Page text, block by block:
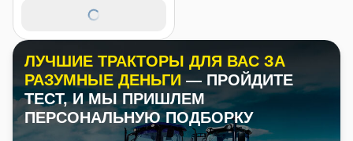
ЛУЧШИЕ ТРАКТОРЫ ДЛЯ ВАС ЗА
РАЗУМНЫЕ ДЕНЬГИ — ПРОЙДИТЕ
ТЕСТ, И МЫ ПРИШЛЕМ
ПЕРСОНАЛЬНУЮ ПОДБОРКУ